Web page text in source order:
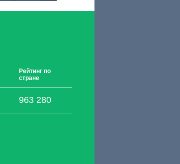
Рейтинг по
стране
963 280